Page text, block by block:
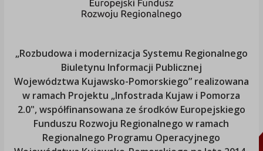
„Rozbudowa i modernizacja Systemu Regionalnego
Biuletynu Informacji Publicznej
Województwa Kujawsko-Pomorskiego” realizowana
w ramach Projektu „Infostrada Kujaw i Pomorza
2.0", współfinansowana ze środków Europejskiego
Funduszu Rozwoju Regionalnego w ramach
Regionalnego Programu Operacyjnego